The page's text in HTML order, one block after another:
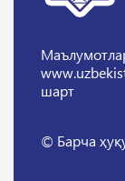
шарт
© Барча